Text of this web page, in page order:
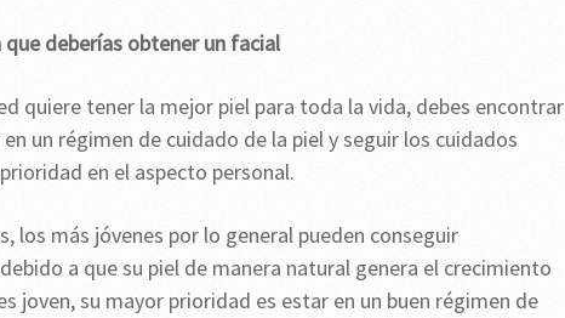
deberías obtener un facial
quiere tener la mejor piel para toda la vida, debes encontrar
un régimen de cuidado de la piel y seguir los cuidados
en el aspecto personal.
los más jóvenes por lo general pueden conseguir
a que su piel de manera natural genera el crecimiento
joven, su mayor prioridad es estar en un buen régimen de